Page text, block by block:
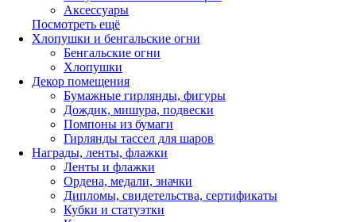
Аксессуары
Посмотреть ещё
Хлопушки и бенгальские огни
Бенгальские огни
Хлопушки
Декор помещения
Бумажные гирлянды, фигуры
Дождик, мишура, подвески
Помпоны из бумаги
Гирлянды тассел для шаров
Награды, ленты, флажки
Ленты и флажки
Ордена, медали, значки
Дипломы, свидетельства, сертификаты
Кубки и статуэтки